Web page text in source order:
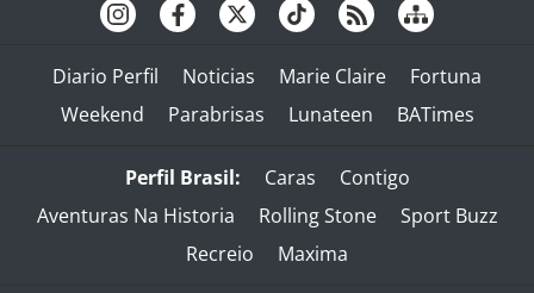
Diario Perfil Noticias Marie Claire
Fortuna
Weekend
Parabrisas Lunateen BATimes
Perfil Brasil: Caras
Contigo
Aventuras Na Historia
Rolling Stone
Sport Buzz
Recreio
Maxima